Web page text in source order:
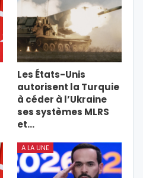
Les États-Unis
autorisent la Turquie
à céder à l’Ukraine
ses systèmes MLRS
et…
A LA UNE